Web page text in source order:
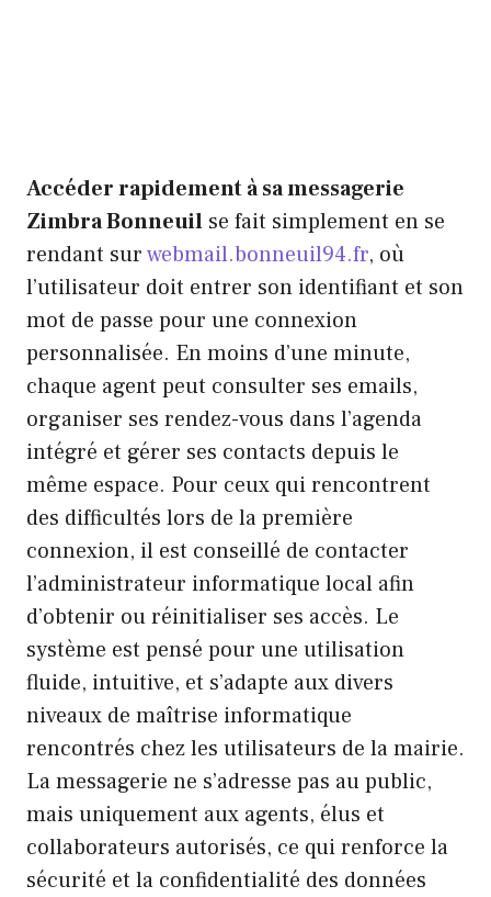
Accéder rapidement à sa messagerie
Zimbra Bonneuil se fait simplement en se
rendant surwebmail.bonneuil94.fr, où
l’utilisateur doit entrer son identifiant et son
mot de passe pour une connexion
personnalisée. En moins d’une minute,
chaque agent peut consulter ses emails,
organiser ses rendez-vous dans l’agenda
intégré et gérer ses contacts depuis le
même espace. Pour ceux qui rencontrent
des difficultés lors de la première
connexion, il est conseillé de contacter
l’administrateur informatique local afin
d’obtenir ou réinitialiser ses accès. Le
système est pensé pour une utilisation
fluide, intuitive, et s’adapte aux divers
niveaux de maîtrise informatique
rencontrés chez les utilisateurs de la mairie.
La messagerie ne s’adresse pas au public,
mais uniquement aux agents, élus et
collaborateurs autorisés, ce qui renforce la
sécurité et la confidentialité des données